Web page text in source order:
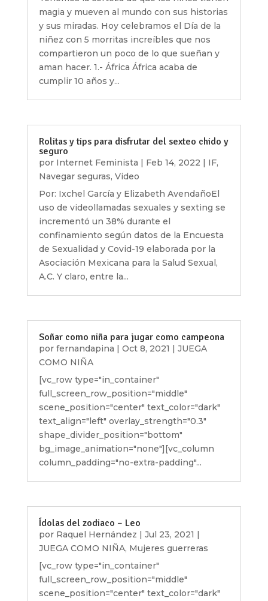
magia y mueven al mundo con sus historias
y sus miradas. Hoy celebramos el Día de la
niñez con 5 morritas increíbles que nos
compartieron un poco de lo que sueñan y
aman hacer. 1.- África África acaba de
cumplir 10 años y...
Rolitas y tips para disfrutar del sexteo chido y
seguro
por Internet Feminista | Feb 14, 2022 | IF,
Navegar seguras, Video
Por: Ixchel García y Elizabeth AvendañoEl
uso de videollamadas sexuales y sexting se
incrementó un 38% durante el
confinamiento según datos de la Encuesta
de Sexualidad y Covid-19 elaborada por la
Asociación Mexicana para la Salud Sexual,
A.C. Y claro, entre la...
Soñar como niña para jugar como campeona
por fernandapina | Oct 8, 2021 | JUEGA
COMO NIÑA
[vc_row type="in_container"
full_screen_row_position="middle"
scene_position="center" text_color="dark"
text_align="left" overlay_strength="0.3"
shape_divider_position="bottom"
bg_image_animation="none"][vc_column
column_padding="no-extra-padding"...
Ídolas del zodiaco – Leo
por Raquel Hernández | Jul 23, 2021 |
JUEGA COMO NIÑA, Mujeres guerreras
[vc_row type="in_container"
full_screen_row_position="middle"
scene_position="center" text_color="dark"